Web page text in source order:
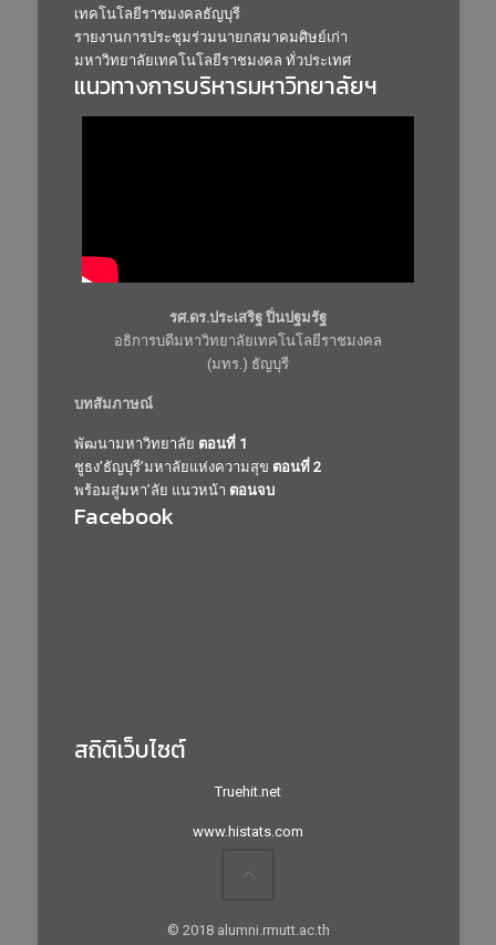
เทคโนโลยีราชมงคลธัญบุรี
รายงานการประชุมร่วมนายกสมาคมศิษย์เก่า
มหาวิทยาลัยเทคโนโลยีราชมงคล ทั่วประเทศ
แนวทางการบริหารมหาวิทยาลัยฯ
รศ.ดร.ประเสริฐ ปิ่นปฐมรัฐ
อธิการบดีมหาวิทยาลัยเทคโนโลยีราชมงคล
(มทร.) ธัญบุรี
บทสัมภาษณ์
พัฒนามหาวิทยาลัย ตอนที่ 1
ชูธง’ธัญบุรี’มหาลัยแห่งความสุข ตอนที่ 2
พร้อมสู่มหา’ลัย แนวหน้า ตอนจบ
Facebook
สถิติเว็บไซต์
Truehit.net
www.histats.com
© 2018 alumni.rmutt.ac.th